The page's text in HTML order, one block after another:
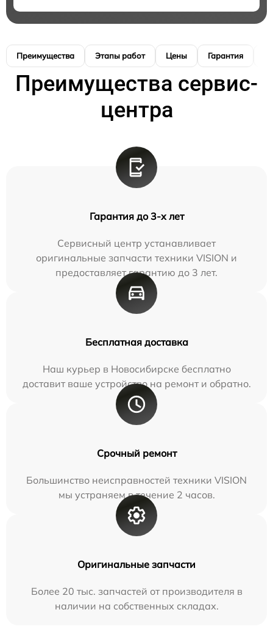
Преимущества Этапы работ Цены Гарантия
Преимущества сервис-
центра
Гарантия до 3-х лет
Сервисный центр устанавливает
оригинальные запчасти техники VISION и
предоставляет гарантию до 3 лет.
Бесплатная доставка
Наш курьер в Новосибирске бесплатно
доставит ваше устройство на ремонт и обратно.
Срочный ремонт
Большинство неисправностей техники VISION
мы устраняем в течение 2 часов.
Оригинальные запчасти
Более 20 тыс. запчастей от производителя в
наличии на собственных складах.